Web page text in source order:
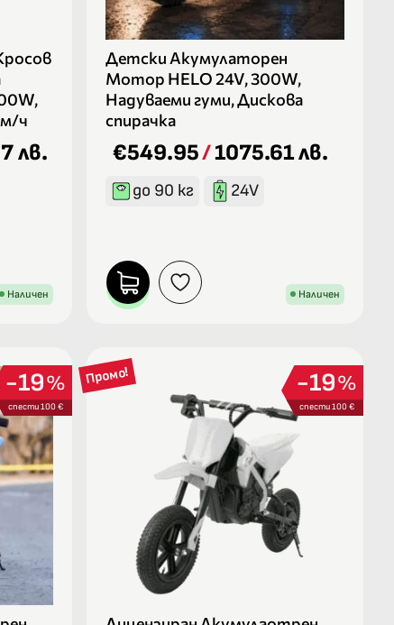
ч
лв.
Наличен
Детски Акумулаторен
Мотор HELO 24V, 300W,
Надуваеми гуми, Дискова
спирачка
€549.95/1075.61 лв.
до 90 кг 24V
Наличен
%
19
спести 100 €
Промо! %
19
спести 100 €